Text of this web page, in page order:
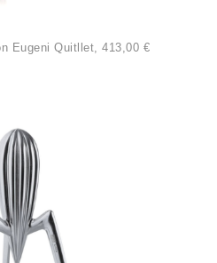
Eugeni Quitllet, 413,00 €